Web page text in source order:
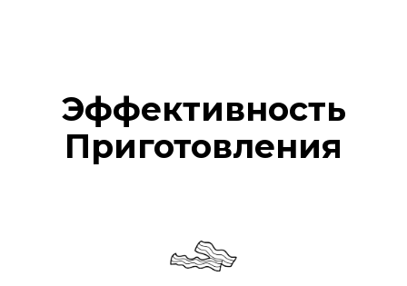
Эффективность
Приготовления